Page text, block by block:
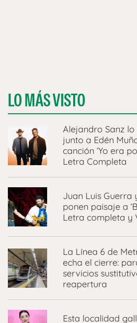
LO MÁS VISTO
Alejandro Sanz
junto a Edén
canción ‘Yo era
Letra Completa
Juan Luis Guerra
ponen paisaje a
Letra completa y
La Línea 6 de
echa el cierre:
servicios
reapertura
Esta localidad